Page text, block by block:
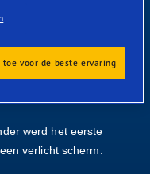
San Francisco.
werd het eerste
verlicht scherm.
toe voor de beste ervaring